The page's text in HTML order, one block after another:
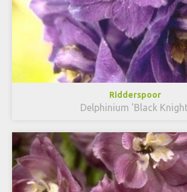
Ridderspoor
Delphinium 'Black